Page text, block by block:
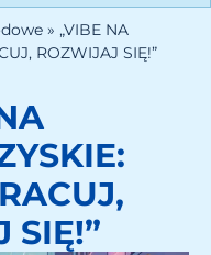
» „VIBE NA
ROZWIJAJ SIĘ!”
SIĘ!”